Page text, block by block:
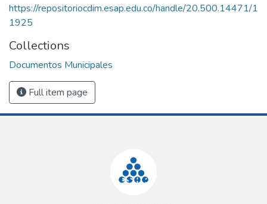
https://repositoriocdim.esap.edu.co/handle/20.500.14471/1
1925
Collections
Documentos Municipales
Full item page